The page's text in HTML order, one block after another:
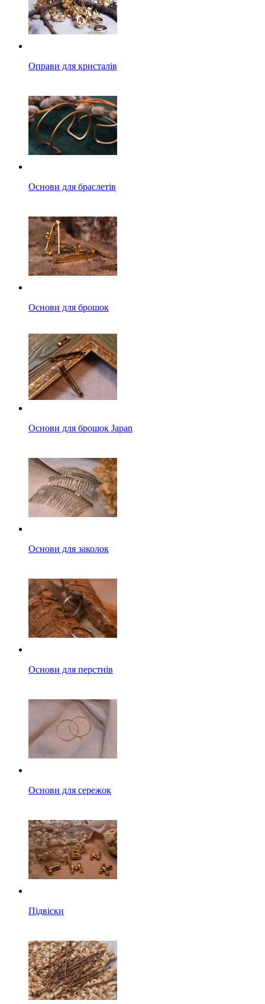
Оправи для кристалів
Основи для браслетів
Основи для брошок
Основи для брошок Japan
Основи для заколок
Основи для перстнів
Основи для сережок
Підвіски